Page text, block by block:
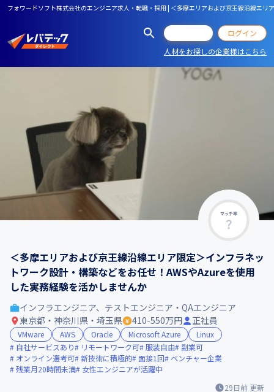
フォワードソフト株式会社のエンジニア求人・転職・採用 | ＜多摩エリアおよび京王線沿線エ
ログイン
人材をお探しの企業様はこちら
マッチ率
＜多摩エリアおよび京王線沿線エリア限定＞インフラネッ
トワーク設計・構築などをお任せ！AWSやAzureを使用
した実務経験を活かしませんか
29日前 更新
インフラエンジニア、テストエンジニア・QAエンジニア
東京都・神奈川県・埼玉県
410-550万円 正社員
VMware AWS Oracle Microsoft Azure
Linux
自社サービスあり
リモートワーク可 服装自由
副業可
オンライン選考可 新技術に積極的 面接1回
ベンチャー企業
残業月20時間未満
女性エンジニアが活躍中